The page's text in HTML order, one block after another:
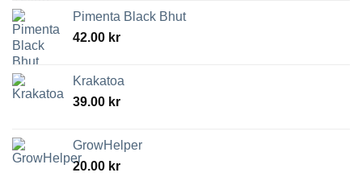
Pimenta Black Bhut
42.00 kr
Krakatoa
39.00 kr
GrowHelper
20.00 kr